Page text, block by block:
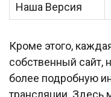
Наша Версия
Кроме этого,
собственный сайт,
более подробную
трансляции. Здесь